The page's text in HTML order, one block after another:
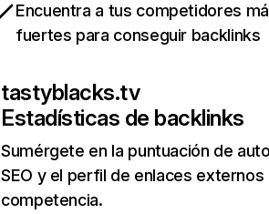
Encuentra a tus competidores
fuertes para conseguir backlinks
tastyblacks.tv
Estadísticas de backlinks
Sumérgete en la puntuación de
SEO y el perfil de enlaces externos
competencia.